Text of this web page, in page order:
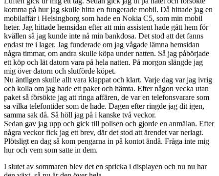
komma på hur jag skulle hitta en fungerade mobil. Då hittade jag en
mobilaffär i Helsingborg som hade en Nokia C5, som min mobil
heter. Jag hittade hemsidan efter att min assistent hade gått hem för
kvällen så jag kunde inte nå min bankdosa. Det stod att det fanns
endast tre i lager. Jag funderade om jag vågade lämna hemsidan
några timmar, om andra skulle köpa under natten. Så jag påbörjade
ett köp och lät datorn vara på hela natten. På morgon slängde jag
mig över datorn och slutförde köpet.
Nu äntligen skulle allt vara klappat och klart. Varje dag var jag ivrig
och kolla om jag hade ett paket och hämta. Efter någon vecka utan
paket så försökte jag att ringa affären, de var en telefonsvarare som
sa vilka telefontider som de hade. Dagen efter ringde jag dit igen,
samma sak då. Så höll jag på i kanske två veckor.
Sedan gav jag upp och gick till polisen och gjorde en anmälan. Efter
några veckor fick jag ett brev, där det stod att ärendet var nerlagt.
Plötsligt en dag så kom pengarna in på kontot ändå. Fråga inte mig
hur och vem som satte in dem.
I slutet av sommaren blev det en spricka i displayen och nu nu har